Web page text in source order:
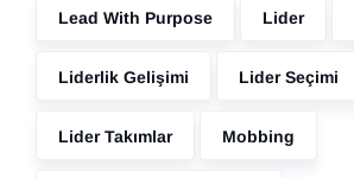
Lead With Purpose Lider
Liderlik Gelişimi Lider Seçimi
Lider Takımlar Mobbing